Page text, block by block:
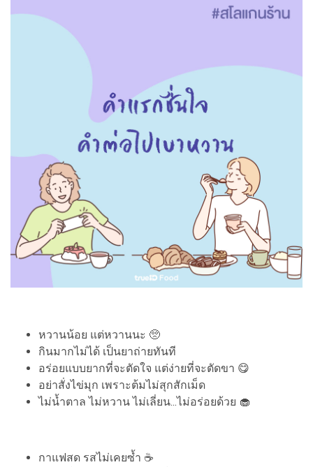
หวานน้อย แต่หวานนะ 🥺
กินมากไม่ได้ เป็นยาถ่ายทันที
อร่อยแบบยากที่จะตัดใจ แต่ง่ายที่จะตัดขา 😋
อย่าสั่งไข่มุก เพราะต้มไม่สุกสักเม็ด
ไม่น้ำตาล ไม่หวาน ไม่เลี่ยน...ไม่อร่อยด้วย 🧁
กาแฟสด รสไม่เคยซ้ำ ☕